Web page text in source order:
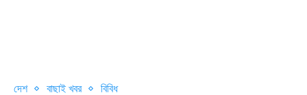
দেশ বাছাই খবর বিবিধ